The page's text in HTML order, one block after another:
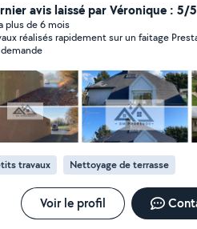
ravalement de façade,
et nettoyage de toiture et
prestations : - Peinture intérieure :
plafonds, boiseries, papier peint -
& ravalement de façade -
et rénovation de toiture -
de toiture et façade Devis gratuit et
sur demande.
avis laissé par Véronique : 5/5
plus de 6 mois
réalisés rapidement sur un faitage
travaux Nettoyage de terrasse
Voir le profil